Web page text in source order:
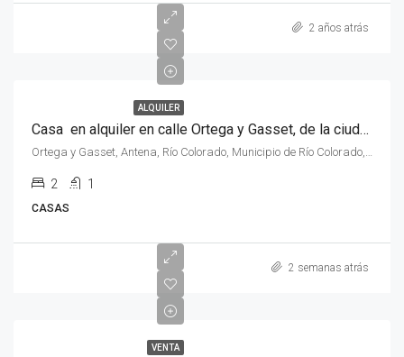
2 años atrás
ALQUILER
Casa en alquiler en calle Ortega y Gasset, de la ciudad de Rio Colorado, Rio Negro.
Ortega y Gasset, Antena, Río Colorado, Municipio de Río Colorado, Departamento Pichi Mahuida, Río Negro, 8138, Argentina
2 1
CASAS
2 semanas atrás
VENTA